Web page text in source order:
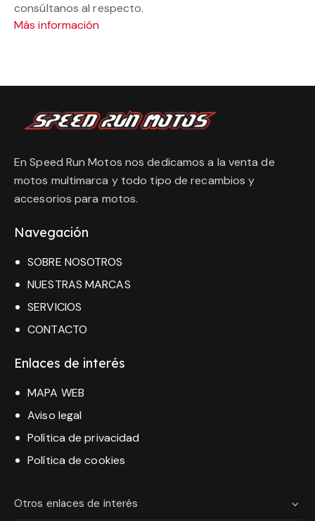
consúltanos al respecto.
Más información
En Speed Run Motos nos dedicamos a la venta de
motos multimarca y todo tipo de recambios y
accesorios para motos.
Navegación
SOBRE NOSOTROS
NUESTRAS MARCAS
SERVICIOS
CONTACTO
Enlaces de interés
MAPA WEB
Aviso legal
Política de privacidad
Política de cookies